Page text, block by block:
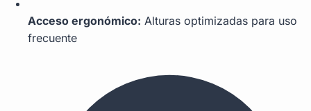
Acceso ergonómico: Alturas optimizadas para uso
frecuente